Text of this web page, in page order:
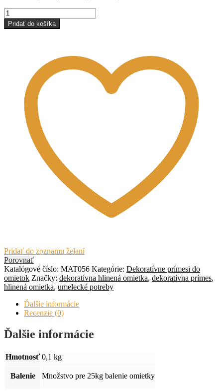
množstvo
Sľuda
strieborná
Pridať do košíka
Pridať do zoznamu želaní
Porovnať
Katalógové číslo: MAT056 Kategórie: Dekoratívne prímesi do
omietok Značky: dekoratívna hlinená omietka, dekoratívna prímes,
hlinená omietka, umelecké potreby
Ďalšie informácie
Recenzie (0)
Ďalšie informácie
Hmotnosť 0,1 kg
Balenie Množstvo pre 25kg balenie omietky